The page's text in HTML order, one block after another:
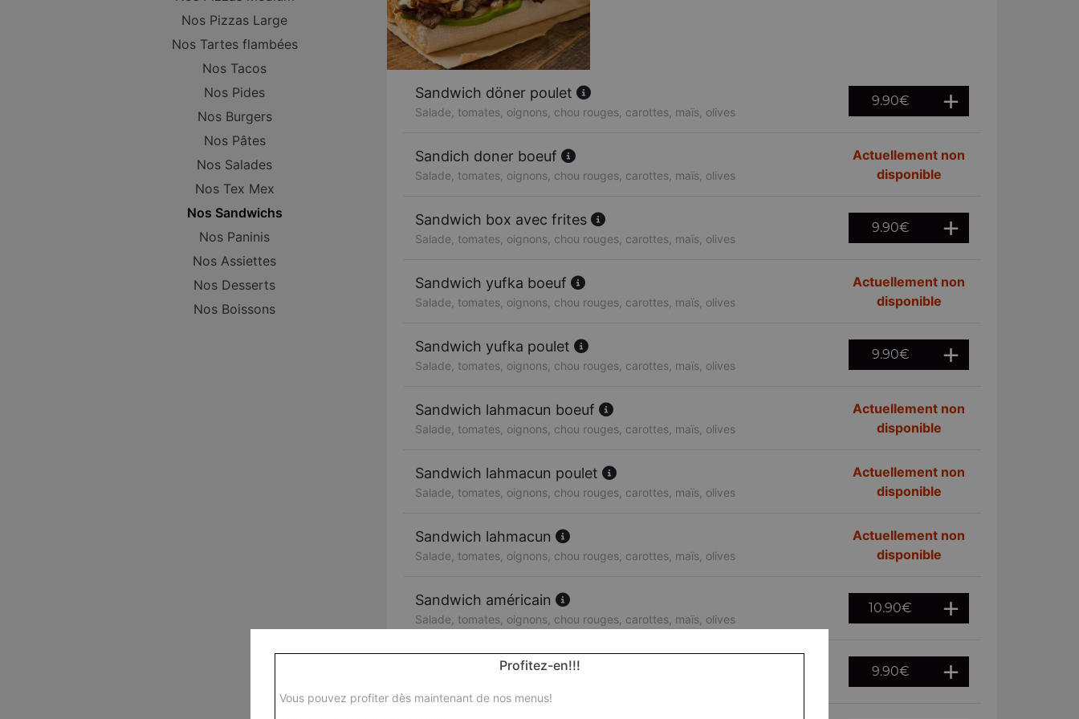
Nos Pizzas Large
Nos Tartes flambées
Nos Tacos
Nos Pides
Nos Burgers
Nos Pâtes
Nos Salades
Nos Tex Mex
Nos Sandwichs
Nos Paninis
Nos Assiettes
Nos Desserts
Nos Boissons
Sandwich döner poulet
Salade, tomates, oignons, chou rouges, carottes, maïs, olives
9.90€
Sandich doner boeuf
Salade, tomates, oignons, chou rouges, carottes, maïs, olives
Actuellement non
disponible
Sandwich box avec frites
Salade, tomates, oignons, chou rouges, carottes, maïs, olives
9.90€
Sandwich yufka boeuf
Salade, tomates, oignons, chou rouges, carottes, maïs, olives
Actuellement non
disponible
Sandwich yufka poulet
Salade, tomates, oignons, chou rouges, carottes, maïs, olives
9.90€
Sandwich lahmacun boeuf
Salade, tomates, oignons, chou rouges, carottes, maïs, olives
Actuellement non
disponible
Sandwich lahmacun poulet
Salade, tomates, oignons, chou rouges, carottes, maïs, olives
Actuellement non
disponible
Sandwich lahmacun
Salade, tomates, oignons, chou rouges, carottes, maïs, olives
Actuellement non
disponible
Sandwich américain
Salade, tomates, oignons, chou rouges, carottes, maïs, olives
10.90€
Sandwich escalope de poulet 9.90€
Profitez-en!!!
Vous pouvez profiter dès maintenant de nos menus!